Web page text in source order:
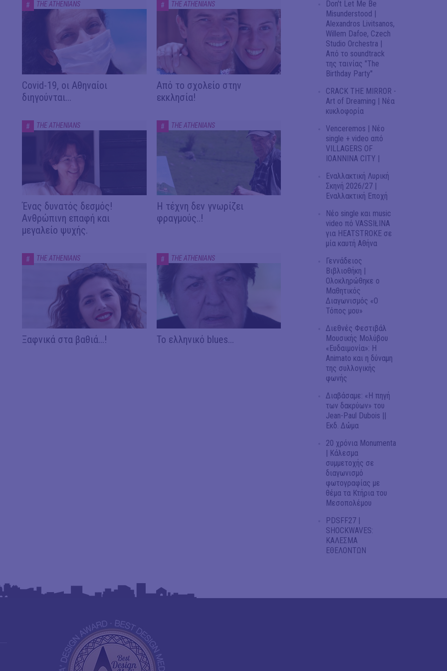
# THE ATHENIANS
Covid-19, οι Αθηναίοι
διηγούνται...
# THE ATHENIANS
Από το σχολείο στην
εκκλησία!
# THE ATHENIANS
Ένας δυνατός δεσμός!
Ανθρώπινη επαφή και
μεγαλείο ψυχής.
# THE ATHENIANS
Η τέχνη δεν γνωρίζει
φραγμούς..!
# THE ATHENIANS
Ξαφνικά στα βαθιά...!
# THE ATHENIANS
Το ελληνικό blues...
Don't Let Me Be
Misunderstood |
Alexandros Livitsanos,
Willem Dafoe, Czech
Studio Orchestra |
Από το soundtrack
της ταινίας "The
Birthday Party"
CRACK THE MIRROR -
Art of Dreaming | Νέα
κυκλοφορία
Venceremos | Νέο
single + video από
VILLAGERS OF
IOANNINA CITY |
Εναλλακτική Λυρική
Σκηνή 2026/27 |
Εναλλακτική Εποχή
Νέο single και music
video πό VASSIŁINA
για HEATSTROKE σε
μία καυτή Αθήνα
Γεννάδειος
Βιβλιοθήκη |
Ολοκληρώθηκε ο
Μαθητικός
Διαγωνισμός «Ο
Τόπος μου»
Διεθνές Φεστιβάλ
Μουσικής Μολύβου
«Ευδαιμονία»: Η
Animato και η δύναμη
της συλλογικής
φωνής
Διαβάσαμε: «Η πηγή
των δακρύων» του
Jean-Paul Dubois ||
Εκδ. Δώμα
20 χρόνια Monumenta
| Κάλεσμα
συμμετοχής σε
διαγωνισμό
φωτογραφίας με
θέμα τα Κτήρια του
Μεσοπολέμου
PDSFF27 |
SHOCKWAVES:
ΚΑΛΕΣΜΑ
ΕΘΕΛΟΝΤΩΝ